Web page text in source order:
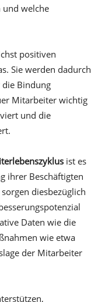
welche
positiven
Sie werden dadurch
Bindung
Mitarbeiter wichtig
und die
ist es
ihrer Beschäftigten
diesbezüglich
Daten wie die
wie etwa
der Mitarbeiter